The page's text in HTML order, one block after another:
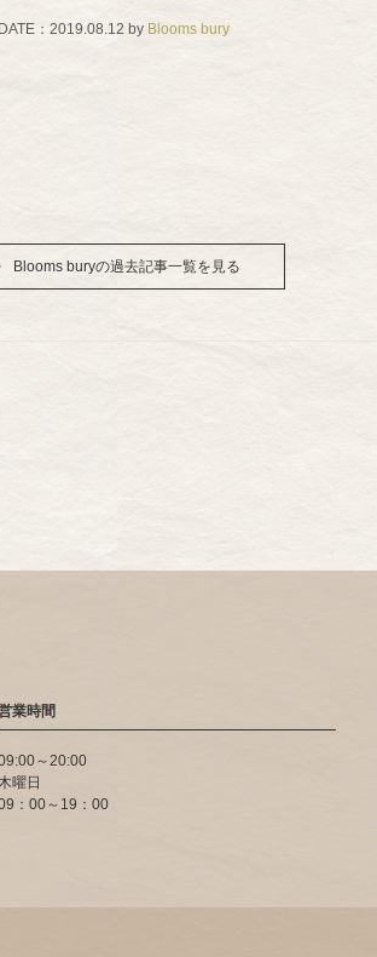
：2019.08.12 by Blooms bury
Blooms buryの過去記事一覧を見る
業時間
～20:00
曜日
：00～19：00